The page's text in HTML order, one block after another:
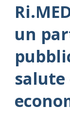
un
salute